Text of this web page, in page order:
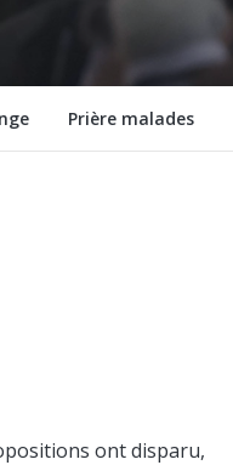
Prière malades
ont disparu,